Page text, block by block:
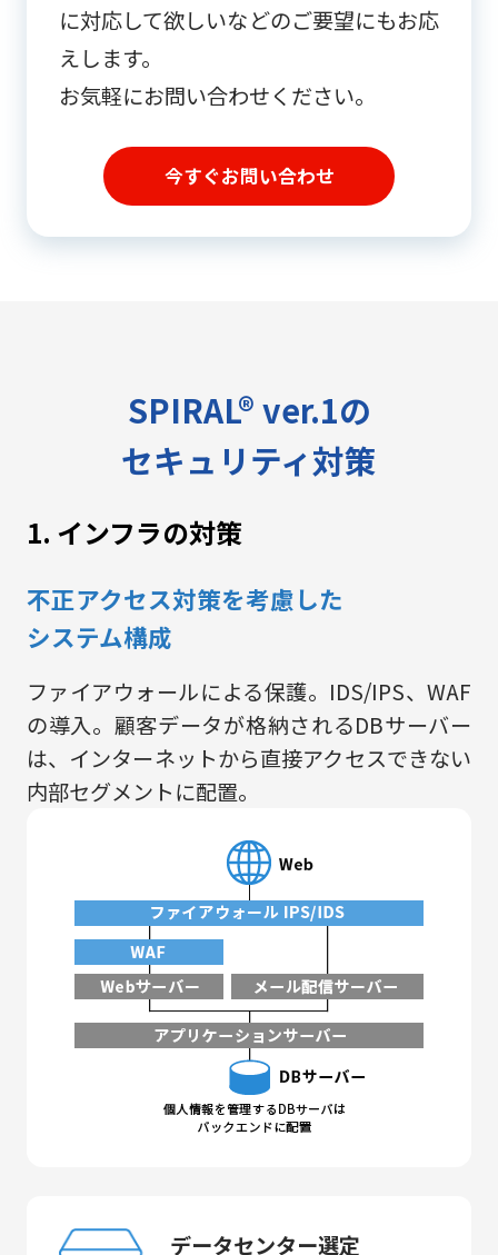
に対応して欲しいなどのご要望にもお応
えします。
お気軽にお問い合わせください。
今すぐお問い合わせ
SPIRAL® ver.1の
セキュリティ対策
1. インフラの対策
不正アクセス対策を考慮した
システム構成
ファイアウォールによる保護。IDS/IPS、WAF
の導入。顧客データが格納されるDBサーバー
は、インターネットから直接アクセスできない
内部セグメントに配置。
データセンター選定